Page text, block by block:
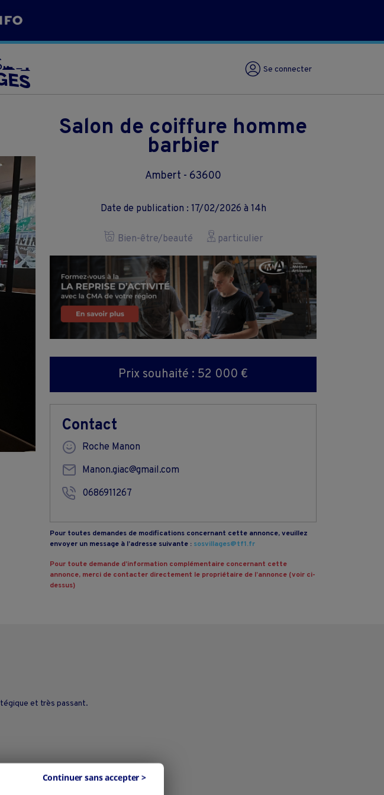
Se connecter
Salon de coiffure homme
barbier
Ambert - 63600
Date de publication : 17/02/2026 à 14h
Bien-être/beauté particulier
Prix souhaité : 52 000 €
Contact
Roche Manon
Manon.giac@gmail.com
0686911267
Pour toutes demandes de modifications concernant cette annonce, veuillez
envoyer un message à l’adresse suivante : sosvillages@tf1.fr
Pour toute demande d’information complémentaire concernant cette
annonce, merci de contacter directement le propriétaire de l’annonce (voir ci-
dessus)
et très passant.
Continuer sans accepter >